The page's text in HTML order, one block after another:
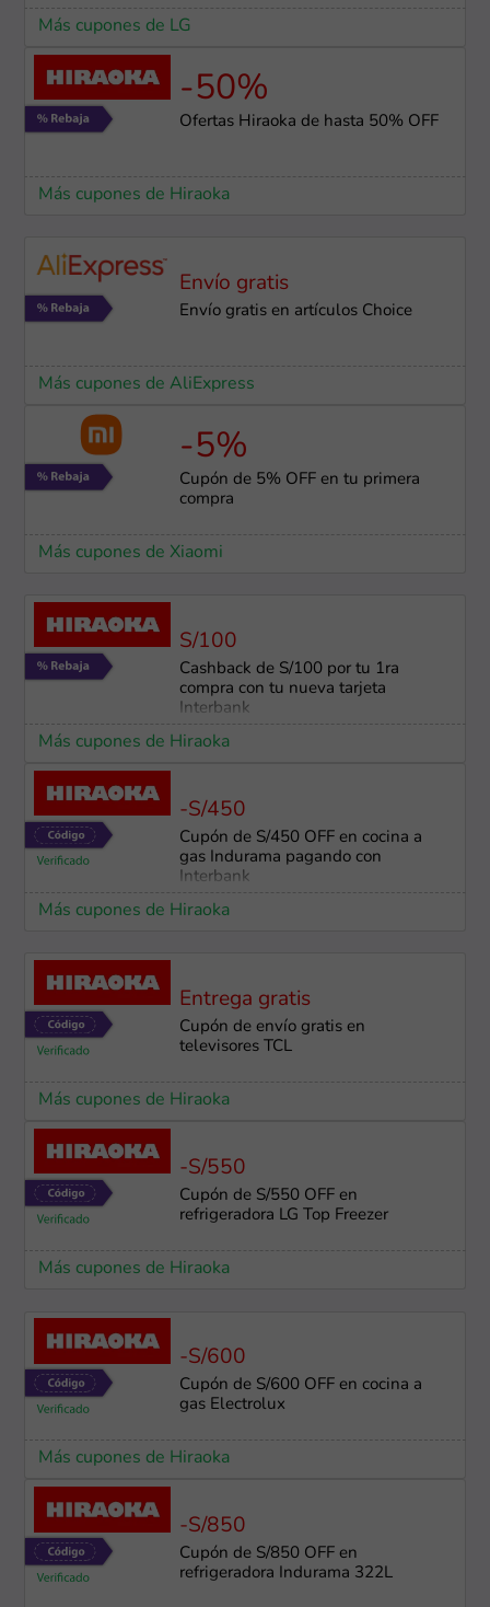
Más cupones de LG
-50%
Ofertas Hiraoka de hasta 50% OFF
Más cupones de Hiraoka
Envío gratis
Envío gratis en artículos Choice
Más cupones de AliExpress
-5%
Cupón de 5% OFF en tu primera
compra
Más cupones de Xiaomi
S/100
Cashback de S/100 por tu 1ra
compra con tu nueva tarjeta
Interbank
Más cupones de Hiraoka
-S/450
Cupón de S/450 OFF en cocina a
gas Indurama pagando con
Interbank
Más cupones de Hiraoka
Entrega gratis
Cupón de envío gratis en
televisores TCL
Más cupones de Hiraoka
-S/550
Cupón de S/550 OFF en
refrigeradora LG Top Freezer
Más cupones de Hiraoka
-S/600
Cupón de S/600 OFF en cocina a
gas Electrolux
Más cupones de Hiraoka
-S/850
Cupón de S/850 OFF en
refrigeradora Indurama 322L